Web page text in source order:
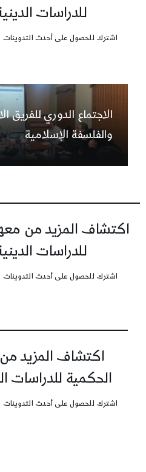
للدراسات
اشترك للحصول على أحدث التدوينات
الاجتماع الدوري للفريق
والفلسفة الإسلامية
اكتشاف المزيد من
للدراسات
اشترك للحصول على أحدث التدوينات
اكتشاف المزيد
الحكمية للدراسات
اشترك للحصول على أحدث التدوينات